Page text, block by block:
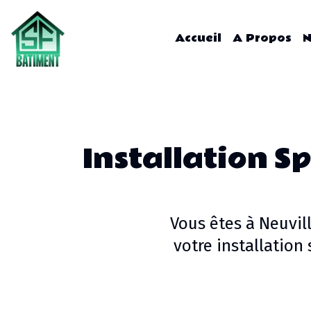
Accueil A Propos
Installation
Vous êtes à
votre installation